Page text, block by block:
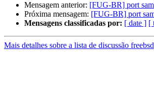
Mensagem anterior: [FUG-BR] port
Próxima mensagem: [FUG-BR] port
Mensagens classificadas por: [ date ] [
Mais detalhes sobre a lista de discussão freebsd